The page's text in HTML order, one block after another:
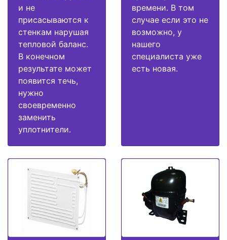
и не
присасываются к
стенкам нарушая
тепловой баланс.
В конечном
результате может
появится течь,
нужно
своевременно
заменить
уплотнители.
времени. В том
случае если это не
возможно, у
нашего
специалиста уже
есть новая.